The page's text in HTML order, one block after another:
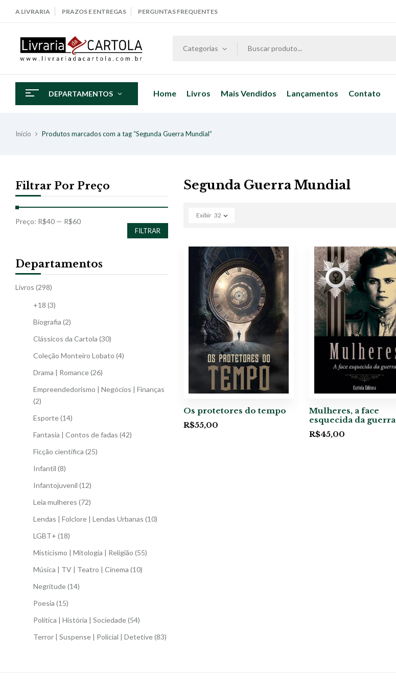
A LIVRARIA PRAZOS E ENTREGAS PERGUNTAS FREQUENTES
Categorias
DEPARTAMENTOS Home Livros Mais Vendidos Lançamentos Contato
Início Produtos marcados com a tag “Segunda Guerra Mundial”
Filtrar Por Preço
FILTRAR
Preço: R$40 — R$60
Departamentos
Livros (298)
+18 (3)
Biografia (2)
Clássicos da Cartola (30)
Coleção Monteiro Lobato (4)
Drama | Romance(26)
Empreendedorismo | Negócios | Finanças
(2)
Esporte(14)
Fantasia | Contos de fadas (42)
Ficção científica (25)
Infantil (8)
Infantojuvenil (12)
Leia mulheres (72)
Lendas | Folclore | Lendas Urbanas (10)
LGBT+ (18)
Misticismo | Mitologia | Religião (55)
Música | TV | Teatro | Cinema (10)
Negritude(14)
Poesia (15)
Política | História | Sociedade(54)
Terror | Suspense | Policial | Detetive(83)
Segunda Guerra Mundial
Exibir 32
Os protetores do tempo
R$55,00
Mulheres, a face
esquecida da guerra
R$45,00